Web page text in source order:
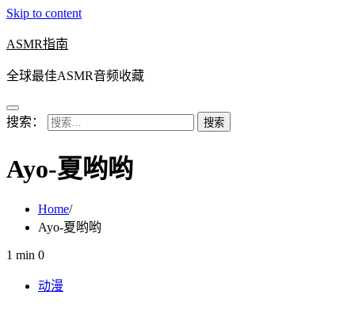
Skip to content
ASMR指南
全球最佳ASMR音频收藏
搜索：
Ayo-夏哟哟
Home
Ayo-夏哟哟
1 min 0
动漫